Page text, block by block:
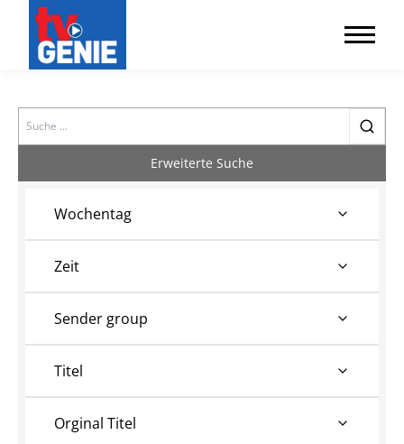
Search
Erweiterte Suche
Wochentag
Zeit
Sender group
Titel
Orginal Titel